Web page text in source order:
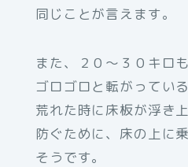
同じことが言えます。
また、２０～３０キロ
ゴロゴロと転がってい
荒れた時に床板が浮き
防ぐために、床の上に
そうです。